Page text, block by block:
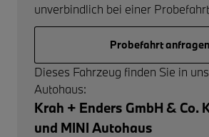
unverbindlich bei einer
Probefahrt anfragen
Dieses Fahrzeug finden Sie in
Autohaus:
Krah + Enders GmbH & Co.
und MINI Autohaus